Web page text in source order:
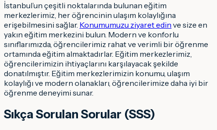
İstanbul’un çeşitli noktalarında bulunan eğitim
merkezlerimiz, her öğrencinin ulaşım kolaylığına
erişebilmesini sağlar. Konumumuzu ziyaret edin ve size en
yakın eğitim merkezini bulun. Modern ve konforlu
sınıflarımızda, öğrencilerimiz rahat ve verimli bir öğrenme
ortamında eğitim almaktadırlar. Eğitim merkezlerimiz,
öğrencilerimizin ihtiyaçlarını karşılayacak şekilde
donatılmıştır. Eğitim merkezlerimizin konumu, ulaşım
kolaylığı ve modern olanakları, öğrencilerimize daha iyi bir
öğrenme deneyimi sunar.
Sıkça Sorulan Sorular (SSS)